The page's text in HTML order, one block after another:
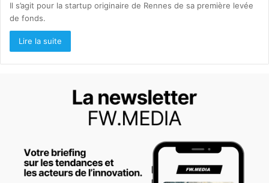
Il s’agit pour la startup originaire de Rennes de sa première levée
de fonds.
Lire la suite